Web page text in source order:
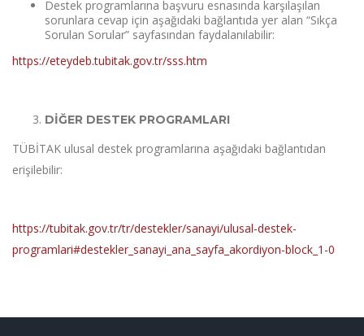
Destek programlarına başvuru esnasında karşılaşılan
sorunlara cevap için aşağıdaki bağlantıda yer alan “Sıkça
Sorulan Sorular” sayfasından faydalanılabilir:
https://eteydeb.tubitak.gov.tr/sss.htm
DİĞER DESTEK PROGRAMLARI
TÜBİTAK ulusal destek programlarına aşağıdaki bağlantıdan
erişilebilir:
https://tubitak.gov.tr/tr/destekler/sanayi/ulusal-destek-
programlari#destekler_sanayi_ana_sayfa_akordiyon-block_1-0